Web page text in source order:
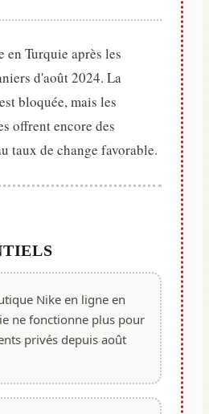
en Turquie après les
d'août 2024. La
bloquée, mais les
offrent encore des
taux de change favorable.
Nike en ligne en
ne fonctionne plus pour
privés depuis août